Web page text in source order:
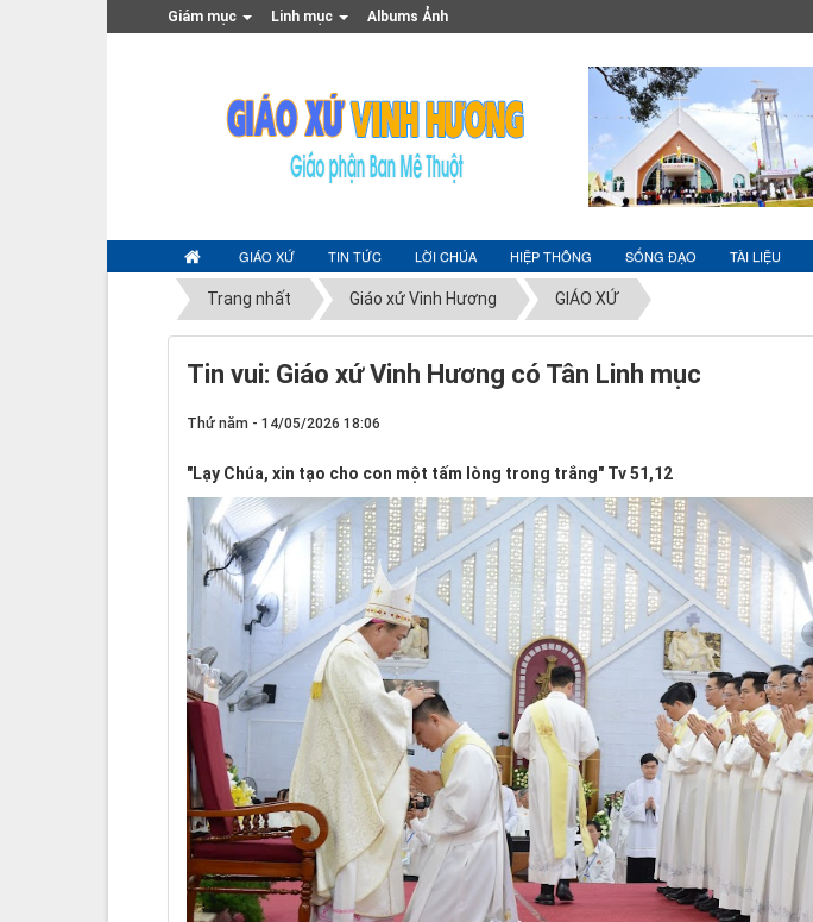
Giám mục Linh mục Albums Ảnh
GIÁO XỨ TIN TỨC LỜI CHÚA HIỆP THÔNG SỐNG ĐẠO TÀI LIỆU
Trang nhất Giáo xứ Vinh Hương GIÁO XỨ
Tin vui: Giáo xứ Vinh Hương có Tân Linh mục
Thứ năm - 14/05/2026 18:06
"Lạy Chúa, xin tạo cho con một tấm lòng trong trắng" Tv 51,12